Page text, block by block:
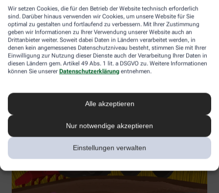
Wir setzen Cookies, die für den Betrieb der Website technisch erforderlich
sind. Darüber hinaus verwenden wir Cookies, um unsere Website für Sie
optimal zu gestalten und fortlaufend zu verbessern. Mit Ihrer Zustimmung
geben wir Informationen zu Ihrer Verwendung unserer Website auch an
Drittanbieter weiter. Soweit dabei Daten in Ländern verarbeitet werden, in
denen kein angemessenes Datenschutzniveau besteht, stimmen Sie mit Ihrer
Einwilligung zur Nutzung dieser Dienste auch der Verarbeitung Ihrer Daten in
diesen Ländern gem. Artikel 49 Abs. 1 lit. a DSGVO zu. Weitere Informationen
können Sie unserer Datenschutzerklärung entnehmen.
Alle akzeptieren
Nur notwendige akzeptieren
Einstellungen verwalten